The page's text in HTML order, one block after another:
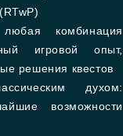
комбинация
игровой опыт,
решения квестов
духом:
возможности